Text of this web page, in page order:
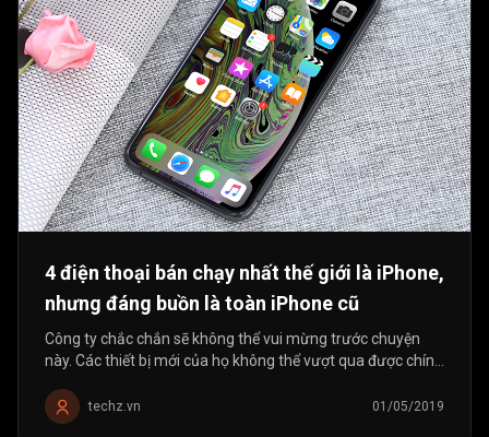
4 điện thoại bán chạy nhất thế giới là iPhone,
nhưng đáng buồn là toàn iPhone cũ
Công ty chắc chắn sẽ không thể vui mừng trước chuyện
này. Các thiết bị mới của họ không thể vượt qua được chính
techz.vn 01/05/2019